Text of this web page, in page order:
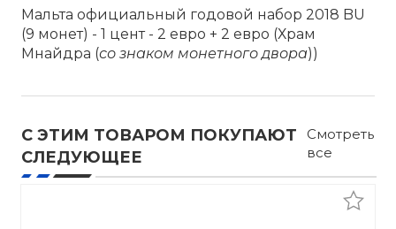
Мальта официальный годовой набор 2018 BU
(9 монет) - 1 цент - 2 евро + 2 евро (Храм
Мнайдра (со знаком монетного двора))
С ЭТИМ ТОВАРОМ ПОКУПАЮТ
СЛЕДУЮЩЕЕ
Смотреть
все